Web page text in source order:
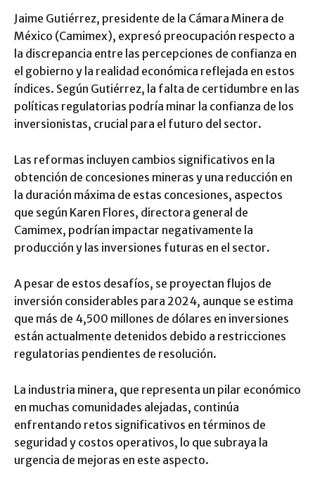
Jaime Gutiérrez, presidente de la Cámara Minera de
México (Camimex), expresó preocupación respecto a
la discrepancia entre las percepciones de confianza en
el gobierno y la realidad económica reflejada en estos
índices. Según Gutiérrez, la falta de certidumbre en las
políticas regulatorias podría minar la confianza de los
inversionistas, crucial para el futuro del sector.
Las reformas incluyen cambios significativos en la
obtención de concesiones mineras y una reducción en
la duración máxima de estas concesiones, aspectos
que según Karen Flores, directora general de
Camimex, podrían impactar negativamente la
producción y las inversiones futuras en el sector.
A pesar de estos desafíos, se proyectan flujos de
inversión considerables para 2024, aunque se estima
que más de 4,500 millones de dólares en inversiones
están actualmente detenidos debido a restricciones
regulatorias pendientes de resolución.
La industria minera, que representa un pilar económico
en muchas comunidades alejadas, continúa
enfrentando retos significativos en términos de
seguridad y costos operativos, lo que subraya la
urgencia de mejoras en este aspecto.